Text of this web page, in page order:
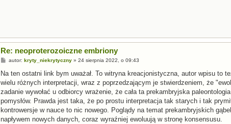
Re: neoproterozoiczne embriony
P
s
autor: kryty_niekrytyczny» 24 sierpnia 2022, o 09:43
Na ten ostatni link bym uważał. To witryna kreacjonistyczna, autor wpisu to
wielu różnych interpretacji, wraz z poprzedzającym je stwierdzeniem, że
zadanie wywołać u odbiorcy wrażenie, że cała ta prekambryjska
pomysłów. Prawda jest taka, że po prostu interpretacja tak starych i tak
kontrowersje w nauce to nic nowego. Poglądy na temat prekambryjskich
napływem nowych danych, coraz wyraźniej ewoluują w stronę konsensusu.